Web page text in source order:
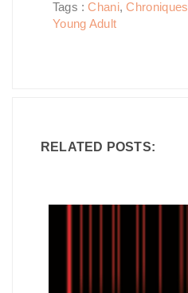
Tags :Chani,Chroniques
Young Adult
RELATED POSTS: